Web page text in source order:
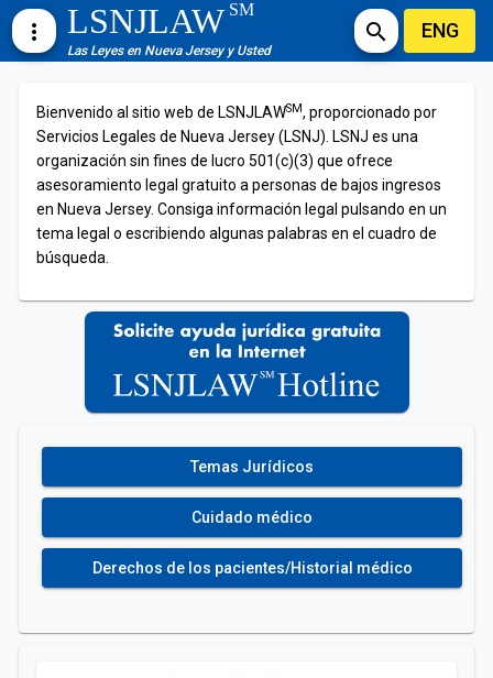
more_vert LSNJLAWSM
Las Leyes en Nueva Jersey y Usted
search ENG
Bienvenido al sitio web de LSNJLAWSM, proporcionado por
Servicios Legales de Nueva Jersey (LSNJ). LSNJ es una
organización sin fines de lucro 501(c)(3) que ofrece
asesoramiento legal gratuito a personas de bajos ingresos
en Nueva Jersey. Consiga información legal pulsando en un
tema legal o escribiendo algunas palabras en el cuadro de
búsqueda.
Temas Jurídicos
Cuidado médico
Derechos de los pacientes/Historial médico